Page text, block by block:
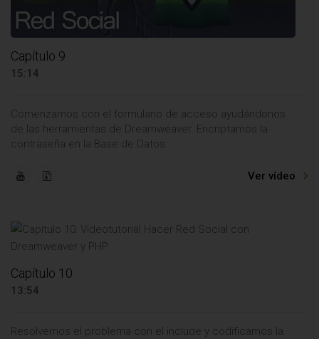
Capítulo 9
15:14
Comenzamos con el formulario de acceso ayudándonos
de las herramientas de Dreamweaver. Encriptamos la
contraseña en la Base de Datos.
Ver vídeo
Capítulo 10
13:54
Resolvemos el problema con el include y codificamos la